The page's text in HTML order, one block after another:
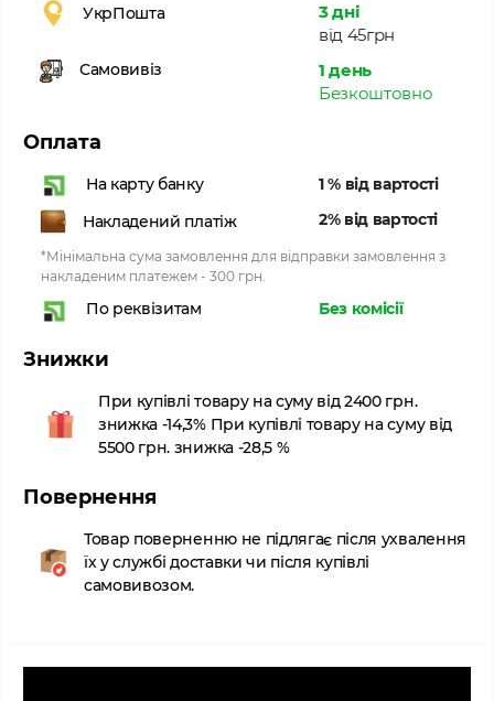
УкрПошта
3 дні
від 45грн
Самовивіз
1 день
Безкоштовно
Оплата
На карту банку
1 % від вартості
Накладений платіж
2% від вартості
*Мінімальна сума замовлення для відправки замовлення з
накладеним платежем - 300 грн.
По реквізитам Без комісії
Знижки
При купівлі товару на суму від 2400 грн.
знижка -14,3% При купівлі товару на суму від
5500 грн. знижка -28,5 %
Повернення
Товар поверненню не підлягає після ухвалення
їх у службі доставки чи після купівлі
самовивозом.